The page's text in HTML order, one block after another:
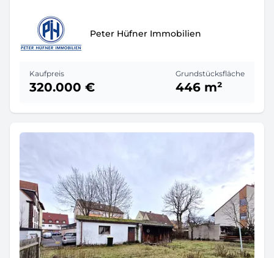
Peter Hüfner Immobilien
Kaufpreis
320.000 €
Grundstücksfläche
446 m²